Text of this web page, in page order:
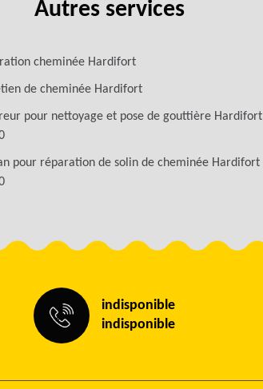
Autres services
cheminée Hardifort
de cheminée Hardifort
pour nettoyage et pose de gouttière Hardifort
pour réparation de solin de cheminée Hardifort
indisponible
indisponible